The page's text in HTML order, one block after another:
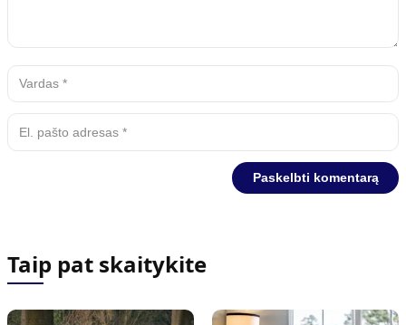
Taip pat skaitykite